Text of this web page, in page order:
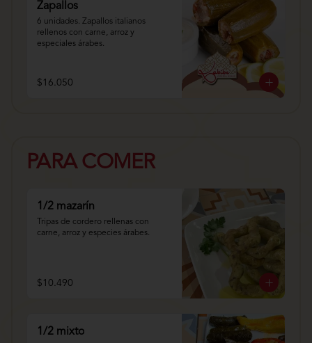
Zapallos
6 unidades. Zapallos italianos
rellenos con carne, arroz y
especiales árabes.
$16.050
PARA COMER
1/2 mazarín
Tripas de cordero rellenas con
carne, arroz y especies árabes.
$10.490
1/2 mixto